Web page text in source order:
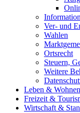
Ver- und
Wahlen
Ortsrecht
Steuern,
Weitere
Leben & Wohnen
Freizeit &
Wirtschaft &